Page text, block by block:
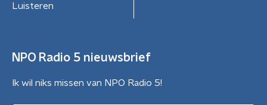
Luisteren
NPO Radio 5 nieuwsbrief
Ik wil niks missen van NPO Radio 5!